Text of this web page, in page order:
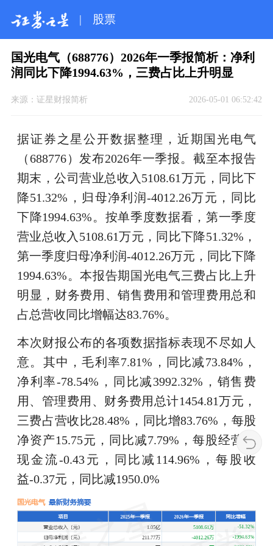
| 股票
国光电气（688776）2026年一季报简析：净利
润同比下降1994.63%，三费占比上升明显
来源： 证星财报简析 2026-05-01 06:52:42
据证券之星公开数据整理，近期国光电气
（688776）发布2026年一季报。截至本报告
期末，公司营业总收入5108.61万元，同比下
降51.32%，归母净利润-4012.26万元，同比
下降1994.63%。按单季度数据看，第一季度
营业总收入5108.61万元，同比下降51.32%，
第一季度归母净利润-4012.26万元，同比下降
1994.63%。本报告期国光电气三费占比上升
明显，财务费用、销售费用和管理费用总和
占总营收同比增幅达83.76%。
本次财报公布的各项数据指标表现不尽如人
意。其中，毛利率7.81%，同比减73.84%，
净利率-78.54%，同比减3992.32%，销售费
用、管理费用、财务费用总计1454.81万元，
三费占营收比28.48%，同比增83.76%，每股
净资产15.75元，同比减7.79%，每股经营性
现金流-0.43元，同比减114.96%，每股收
益-0.37元，同比减1950.0%